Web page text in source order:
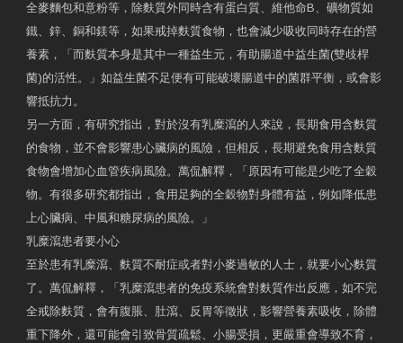
全麥麵包和意粉等，除麩質外同時含有蛋白質、維他命B、礦物質如
鐵、鋅、銅和鎂等，如果戒掉麩質食物，也會減少吸收同時存在的營
養素，「而麩質本身是其中一種益生元，有助腸道中益生菌(雙歧桿
菌)的活性。」如益生菌不足便有可能破壞腸道中的菌群平衡，或會影
響抵抗力。
另一方面，有研究指出，對於沒有乳糜瀉的人來說，長期食用含麩質
的食物，並不會影響患心臟病的風險，但相反，長期避免食用含麩質
食物會增加心血管疾病風險。萬侃解釋，「原因有可能是少吃了全穀
物。有很多研究都指出，食用足夠的全穀物對身體有益，例如降低患
上心臟病、中風和糖尿病的風險。」
乳糜瀉患者要小心
至於患有乳糜瀉、麩質不耐症或者對小麥過敏的人士，就要小心麩質
了。萬侃解釋，「乳糜瀉患者的免疫系統會對麩質作出反應，如不完
全戒除麩質，會有腹脹、肚瀉、反胃等徵狀，影響營養素吸收，除體
重下降外，還可能會引致骨質疏鬆、小腸受損，更嚴重會導致不育，